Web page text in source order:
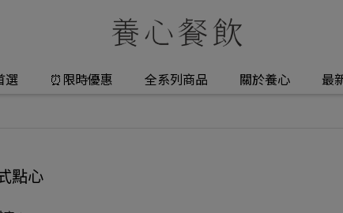
選 ⏰限時優惠 全系列商品 關於養心 最
點心